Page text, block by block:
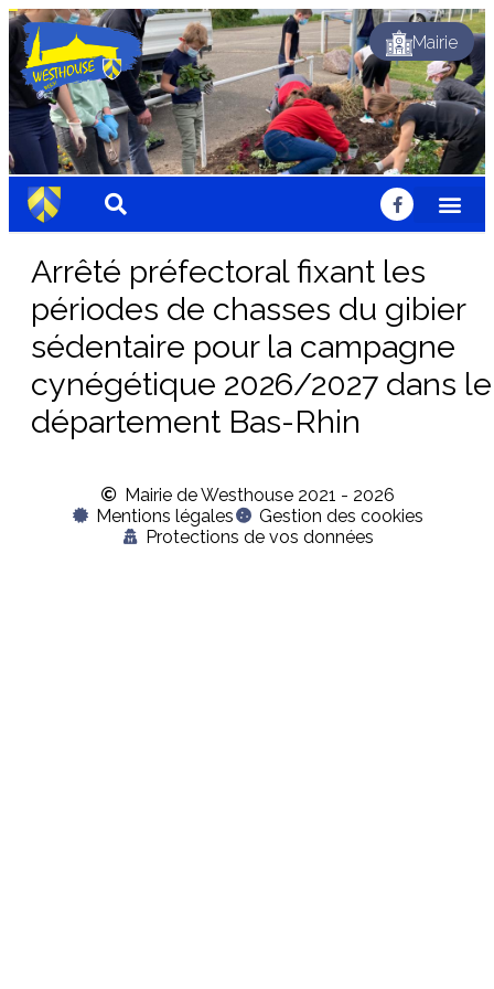
Mairie
Dynamique
Fleuri
Solidaire
Traditionnel
Festif
Sportif
Chaleureux
Accueillant
Nature
Dynamique
Fleuri
Solidaire
Traditionnel
Festif
Sportif
Chaleureux
Accueillant
Nature
Dynamique
Fleuri
Solidaire
Traditionnel
Festif
Sportif
Chaleureux
Accueillant
Nature
Arrêté préfectoral fixant les
périodes de chasses du gibier
sédentaire pour la campagne
cynégétique 2026/2027 dans le
département Bas-Rhin
Mairie de Westhouse 2021 - 2026
Mentions légales
Gestion des cookies
Protections de vos données